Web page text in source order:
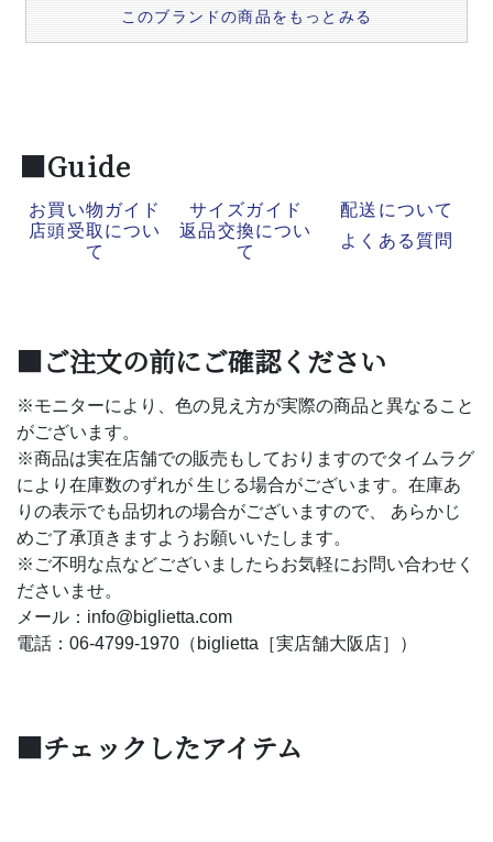
このブランドの商品をもっとみる
■Guide
お買い物ガイド サイズガイド
配送について
店頭受取につい
て
返品交換につい
て
よくある質問
■ご注文の前にご確認ください
※モニターにより、色の見え方が実際の商品と異なること
がございます。
※商品は実在店舗での販売もしておりますのでタイムラグ
により在庫数のずれが 生じる場合がございます。在庫あ
りの表示でも品切れの場合がございますので、 あらかじ
めご了承頂きますようお願いいたします。
※ご不明な点などございましたらお気軽にお問い合わせく
ださいませ。
メール：info@biglietta.com
電話：06-4799-1970（biglietta［実店舗大阪店］）
■チェックしたアイテム